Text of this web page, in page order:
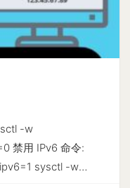
frps started
用systemctl来控制启
[Service]
此处写你的frps
的实际安装目
保存文件
内容： #
相关命令 # 查
--list # 卸载
alias acme.sh -
--upgrade --
证书申请 管理自己
务器ip地址 在域名指
果已经安装nginx，首
会占用80端口）
-w
禁用 IPv6 命令:
sysctl -w